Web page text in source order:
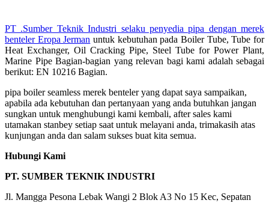
PT .Sumber Teknik Industri selaku penyedia pipa dengan merek
benteler Eropa Jerman untuk kebutuhan pada Boiler Tube, Tube for
Heat Exchanger, Oil Cracking Pipe, Steel Tube for Power Plant,
Marine Pipe Bagian-bagian yang relevan bagi kami adalah sebagai
berikut: EN 10216 Bagian.
pipa boiler seamless merek benteler yang dapat saya sampaikan,
apabila ada kebutuhan dan pertanyaan yang anda butuhkan jangan
sungkan untuk menghubungi kami kembali, after sales kami
utamakan stanbey setiap saat untuk melayani anda, trimakasih atas
kunjungan anda dan salam sukses buat kita semua.
Hubungi Kami
PT. SUMBER TEKNIK INDUSTRI
Jl. Mangga Pesona Lebak Wangi 2 Blok A3 No 15 Kec, Sepatan